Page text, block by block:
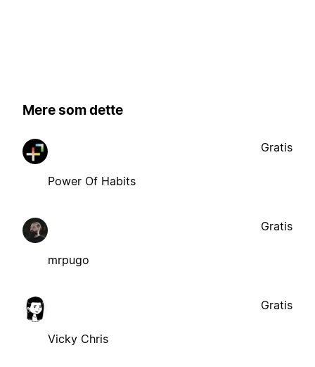
Mere som dette
Power Of Habits
Gratis
mrpugo
Gratis
Vicky Chris
Gratis